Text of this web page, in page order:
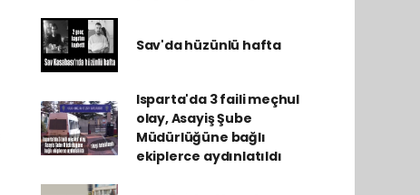
Sav'da hüzünlü hafta
Isparta'da 3 faili meçhul
olay, Asayiş Şube
Müdürlüğüne bağlı
ekiplerce aydınlatıldı